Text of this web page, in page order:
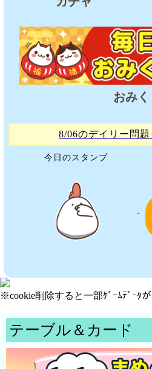
おみく
8/06のデイリー問
今日のスタンプ
※cookie削除すると一部ｹﾞｰﾑﾃﾞｰﾀが
テーブル＆カード